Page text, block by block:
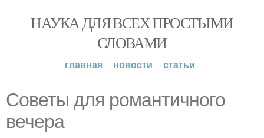
НАУКА ДЛЯ ВСЕХ ПРОСТЫМИ
СЛОВАМИ
главная новости статьи
Советы для романтичного
вечера